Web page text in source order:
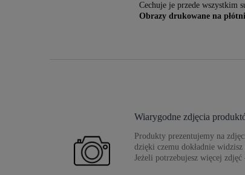
Cechuje je przede wszystkim
Obrazy drukowane na
Wiarygodne zdjęcia
Produkty prezentujemy na
dzięki czemu dokładnie
Jeżeli potrzebujesz więcej